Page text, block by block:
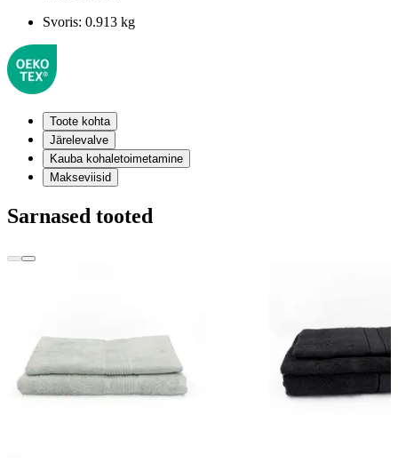
Svoris: 0.913 kg
Toote kohta
Järelevalve
Kauba kohaletoimetamine
Makseviisid
Sarnased tooted